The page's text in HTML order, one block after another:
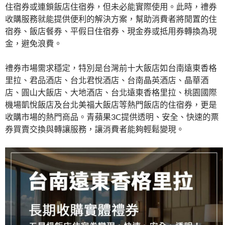
住宿券或連鎖飯店住宿券，但未必能實際使用。此時，禮券
收購服務就能提供便利的解決方案，幫助消費者將閒置的住
宿券、飯店餐券、平假日住宿券、現金券或抵用券轉換為現
金，避免浪費。
禮券市場需求穩定，特別是台灣前十大飯店如台南遠東香格
里拉、君品酒店、台北君悅酒店、台南晶英酒店、晶華酒
店、圓山大飯店、大地酒店、台北遠東香格里拉、桃園國際
機場凱悅飯店及台北美福大飯店等熱門飯店的住宿券，更是
收購市場的熱門商品。青蘋果3C提供透明、安全、快速的票
券買賣交換與轉讓服務，讓消費者能夠輕鬆變現。